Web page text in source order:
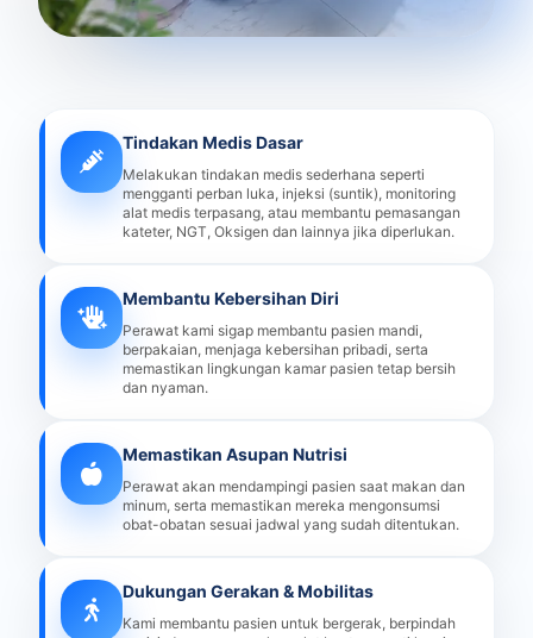
Tindakan Medis Dasar
Melakukan tindakan medis sederhana seperti
mengganti perban luka, injeksi (suntik), monitoring
alat medis terpasang, atau membantu pemasangan
kateter, NGT, Oksigen dan lainnya jika diperlukan.
Membantu Kebersihan Diri
Perawat kami sigap membantu pasien mandi,
berpakaian, menjaga kebersihan pribadi, serta
memastikan lingkungan kamar pasien tetap bersih
dan nyaman.
Memastikan Asupan Nutrisi
Perawat akan mendampingi pasien saat makan dan
minum, serta memastikan mereka mengonsumsi
obat-obatan sesuai jadwal yang sudah ditentukan.
Dukungan Gerakan & Mobilitas
Kami membantu pasien untuk bergerak, berpindah